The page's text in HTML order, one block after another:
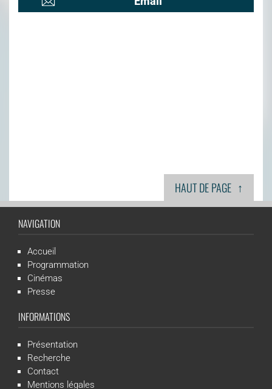
HAUT DE PAGE ↑
NAVIGATION
Accueil
Programmation
Cinémas
Presse
INFORMATIONS
Présentation
Recherche
Contact
Mentions légales